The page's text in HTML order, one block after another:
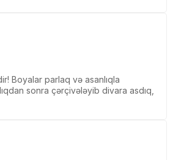
Boyalar parlaq və asanlıqla
sonra çərçivələyib divara asdıq,